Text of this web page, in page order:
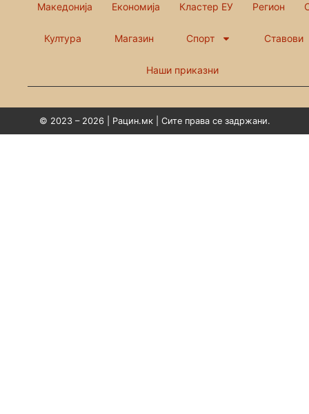
Македонија Економија Кластер ЕУ Регион
Култура Магазин Спорт Ставови
Наши приказни
© 2023 – 2026 | Рацин.мк | Сите права се задржани.